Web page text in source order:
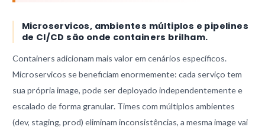
Microservicos, ambientes múltiplos e pipelines
de CI/CD são onde containers brilham.
Containers adicionam mais valor em cenários específicos.
Microservicos se beneficiam enormemente: cada serviço tem
sua própria image, pode ser deployado independentemente e
escalado de forma granular. Times com múltiplos ambientes
(dev, staging, prod) eliminam inconsistências, a mesma image vai